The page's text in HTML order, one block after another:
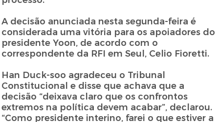
A decisão anunciada nesta segunda-feira é
considerada uma vitória para os apoiadores do
presidente Yoon, de acordo com o
correspondente da RFI em Seul, Celio Fioretti.
Han Duck-soo agradeceu o Tribunal
Constitucional e disse que achava que a
decisão “deixava claro que os confrontos
extremos na política devem acabar”, declarou.
“Como presidente interino, farei o que estiver a